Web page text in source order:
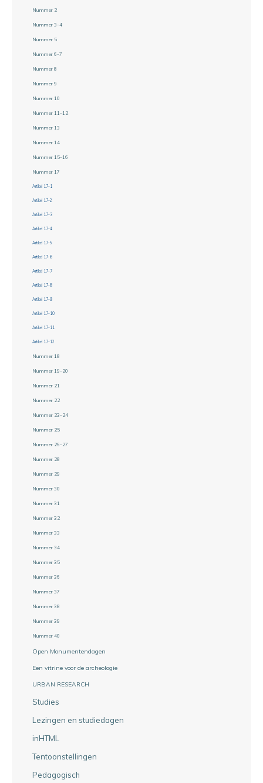
Nummer 2
Nummer 3-4
Nummer 5
Nummer 6-7
Nummer 8
Nummer 9
Nummer 10
Nummer 11-12
Nummer 13
Nummer 14
Nummer 15-16
Nummer 17
Artikel 17-1
Artikel 17-2
Artikel 17-3
Artikel 17-4
Artikel 17-5
Artikel 17-6
Artikel 17-7
Artikel 17-8
Artikel 17-9
Artikel 17-10
Artikel 17-11
Artikel 17-12
Nummer 18
Nummer 19-20
Nummer 21
Nummer 22
Nummer 23-24
Nummer 25
Nummer 26-27
Nummer 28
Nummer 29
Nummer 30
Nummer 31
Nummer 32
Nummer 33
Nummer 34
Nummer 35
Nummer 36
Nummer 37
Nummer 38
Nummer 39
Nummer 40
Open Monumentendagen
Een vitrine voor de archeologie
URBAN RESEARCH
Studies
Lezingen en studiedagen
inHTML
Tentoonstellingen
Pedagogisch